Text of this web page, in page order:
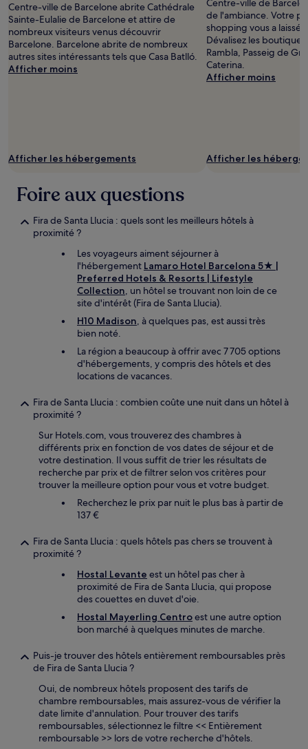
Centre-ville de Barcelone abrite Cathédrale
Sainte-Eulalie de Barcelone et attire de
nombreux visiteurs venus découvrir
Barcelone. Barcelone abrite de nombreux
autres sites intéressants tels que Casa Batlló.
Afficher moins
Afficher les hébergements
Centre-ville de
de l'ambiance. Votre
shopping vous a laissé
Dévalisez les
Rambla, Passeig de
Caterina.
Afficher moins
Afficher les
Foire aux questions
Fira de Santa Llucia : quels sont les meilleurs hôtels à
proximité ?
Les voyageurs aiment séjourner à
l'hébergement Lamaro Hotel Barcelona 5★ |
Preferred Hotels & Resorts | Lifestyle
Collection, un hôtel se trouvant non loin de ce
site d'intérêt (Fira de Santa Llucia).
H10 Madison, à quelques pas, est aussi très
bien noté.
La région a beaucoup à offrir avec 7 705 options
d'hébergements, y compris des hôtels et des
locations de vacances.
Fira de Santa Llucia : combien coûte une nuit dans un hôtel à
proximité ?
Sur Hotels.com, vous trouverez des chambres à
différents prix en fonction de vos dates de séjour et de
votre destination. Il vous suffit de trier les résultats de
recherche par prix et de filtrer selon vos critères pour
trouver la meilleure option pour vous et votre budget.
Recherchez le prix par nuit le plus bas à partir de
137 €
Fira de Santa Llucia : quels hôtels pas chers se trouvent à
proximité ?
Hostal Levante est un hôtel pas cher à
proximité de Fira de Santa Llucia, qui propose
des couettes en duvet d'oie.
Hostal Mayerling Centroest une autre option
bon marché à quelques minutes de marche.
Puis-je trouver des hôtels entièrement remboursables près
de Fira de Santa Llucia ?
Oui, de nombreux hôtels proposent des tarifs de
chambre remboursables, mais assurez-vous de vérifier la
date limite d'annulation. Pour trouver des tarifs
remboursables, sélectionnez le filtre << Entièrement
remboursable >> lors de votre recherche d'hôtels.